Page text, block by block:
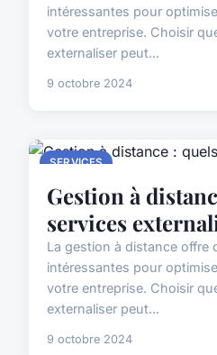
intéressantes pour
votre entreprise. Choisir
externaliser peut...
9 octobre 2024
SERVICES
Gestion à
services
La gestion à distance offre
intéressantes pour
votre entreprise. Choisir
externaliser peut...
9 octobre 2024